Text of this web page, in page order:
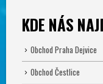
KDE NÁS
Obchod Praha Dejvice
Obchod Čestlice